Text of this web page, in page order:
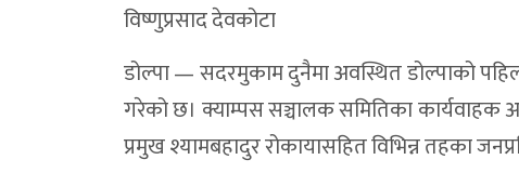
विष्णुप्रसाद देवकोटा
डोल्पा — सदरमुकाम दुनैमा अवस्थित डोल्पाको
गरेको छ। क्याम्पस सञ्चालक समितिका कार्यवाहक
प्रमुख श्यामबहादुर रोकायासहित विभिन्न तहका